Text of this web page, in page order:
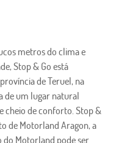
metros do clima e
Stop & Go está
de Teruel, na
de um lugar natural
cheio de conforto. Stop &
de Motorland Aragon, a
do Motorland pode ser